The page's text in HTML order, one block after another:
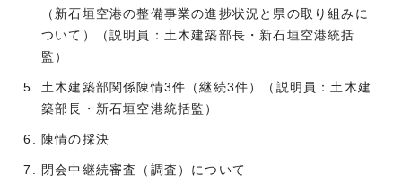
（新石垣空港の整備事業の進捗状況と県の取り組みに
ついて）（説明員：土木建築部長・新石垣空港統括
監）
土木建築部関係陳情3件（継続3件）（説明員：土木建
築部長・新石垣空港統括監）
陳情の採決
閉会中継続審査（調査）について